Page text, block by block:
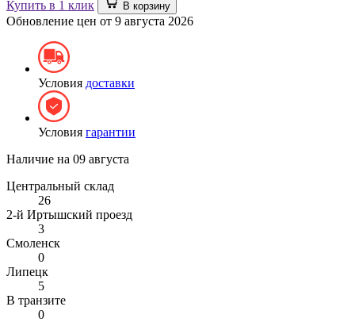
Купить в 1 клик В корзину
Обновление цен от 9 августа 2026
Условия доставки
Условия гарантии
Наличие на 09 августа
Центральный склад
26
2-й Иртышский проезд
3
Смоленск
0
Липецк
5
В транзите
0